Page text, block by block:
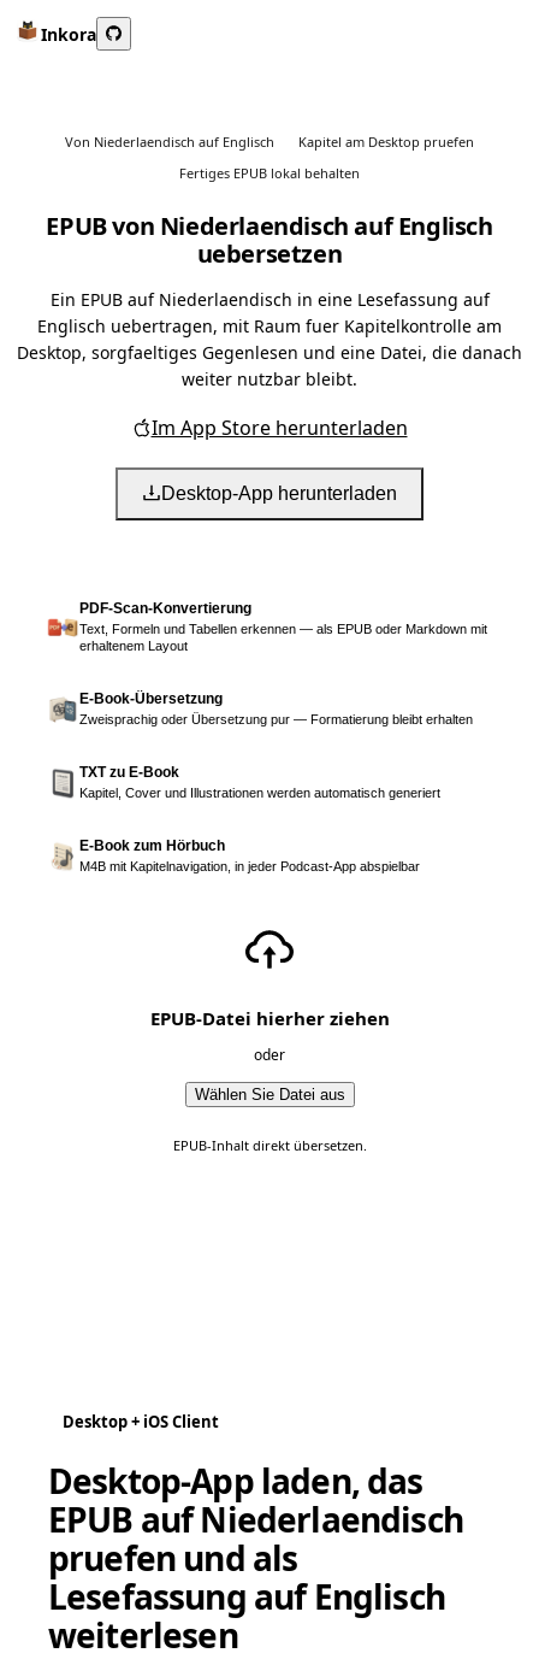
Inkora
Von Niederlaendisch auf Englisch
Kapitel am Desktop pruefen
Fertiges EPUB lokal behalten
EPUB von Niederlaendisch auf Englisch
uebersetzen
Ein EPUB auf Niederlaendisch in eine Lesefassung auf
Englisch uebertragen, mit Raum fuer Kapitelkontrolle am
Desktop, sorgfaeltiges Gegenlesen und eine Datei, die danach
weiter nutzbar bleibt.
Im App Store herunterladen
Desktop-App herunterladen
PDF-Scan-Konvertierung
Text, Formeln und Tabellen erkennen — als EPUB oder Markdown mit
erhaltenem Layout
E-Book-Übersetzung
Zweisprachig oder Übersetzung pur — Formatierung bleibt erhalten
TXT zu E-Book
Kapitel, Cover und Illustrationen werden automatisch generiert
E-Book zum Hörbuch
M4B mit Kapitelnavigation, in jeder Podcast-App abspielbar
EPUB-Datei hierher ziehen
oder
Wählen Sie Datei aus
EPUB-Inhalt direkt übersetzen.
Desktop + iOS Client
Desktop-App laden, das
EPUB auf Niederlaendisch
pruefen und als
Lesefassung auf Englisch
weiterlesen